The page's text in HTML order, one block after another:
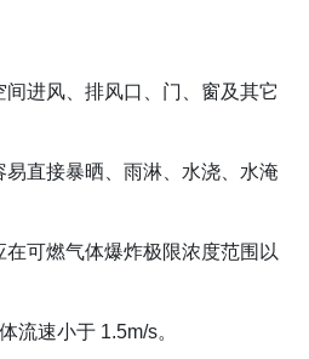
进风、排风口、门、窗及其它
直接暴晒、雨淋、水浇、水淹
可燃气体爆炸极限浓度范围以
流速小于 1.5m/s。